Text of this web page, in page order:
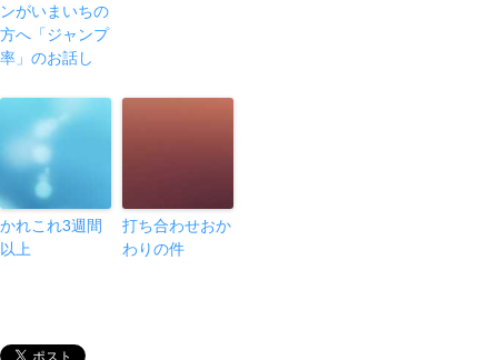
ンがいまいちの
方へ「ジャンプ
率」のお話し
かれこれ3週間
以上
打ち合わせおか
わりの件